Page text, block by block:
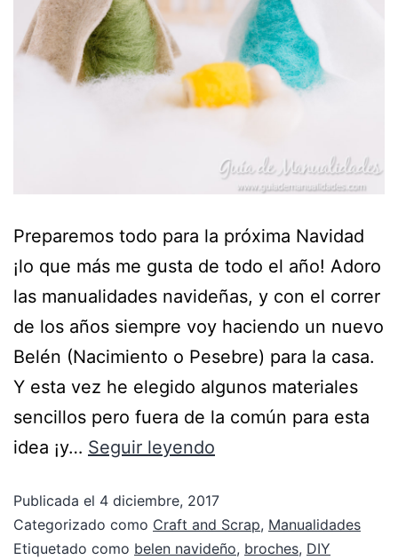
Preparemos todo para la próxima Navidad
¡lo que más me gusta de todo el año! Adoro
las manualidades navideñas, y con el correr
de los años siempre voy haciendo un nuevo
Belén (Nacimiento o Pesebre) para la casa.
Y esta vez he elegido algunos materiales
sencillos pero fuera de la común para esta
idea ¡y… Seguir leyendo
Publicada el 4 diciembre, 2017
Categorizado como Craft and Scrap, Manualidades
Etiquetado como belen navideño, broches, DIY